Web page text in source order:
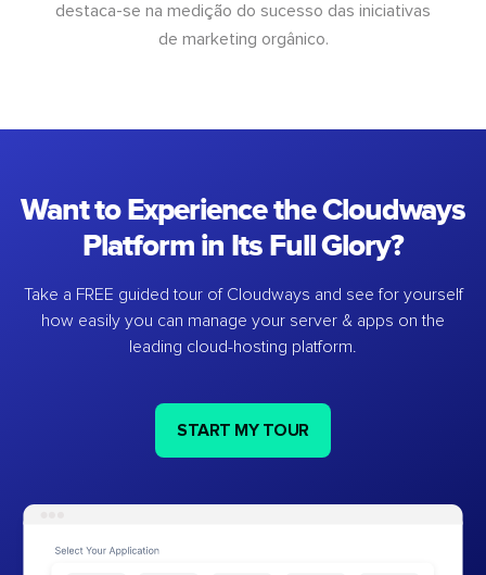
destaca-se na medição do sucesso das iniciativas
de marketing orgânico.
Want to Experience the Cloudways
Platform in Its Full Glory?
Take a FREE guided tour of Cloudways and see for yourself
how easily you can manage your server & apps on the
leading cloud-hosting platform.
START MY TOUR